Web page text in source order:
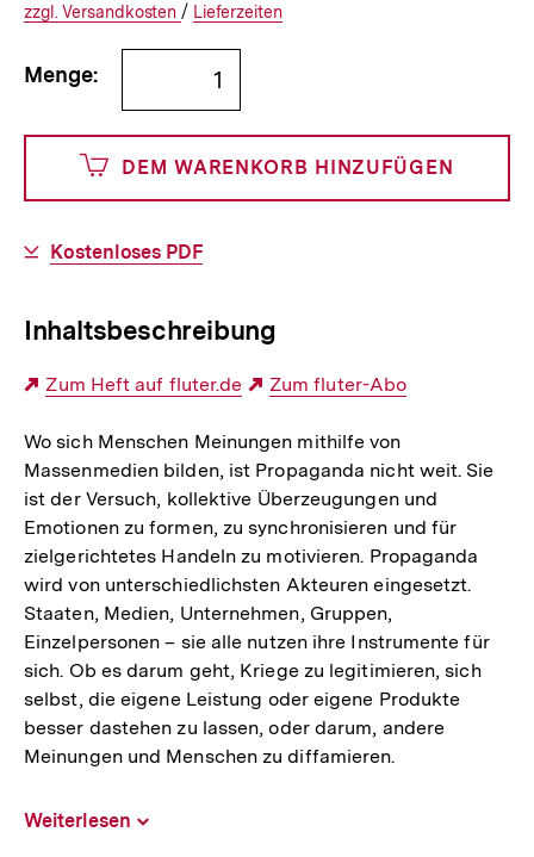
€
und
0
Cents
Versandkosten
Interner
Informationen
den
zzgl. zuzüglichen
Versandkosten/ Interner
Informationen
Lieferzeiten
Bestellmenge
angeben
Menge:
DEM WARENKORB HINZUFÜGEN
Download-
Kostenloses PDF
Inhaltsbeschreibung
Externer
Zum Heft auf fluter.de
Externer
Zum fluter-Abo
Wo sich Menschen Meinungen mithilfe von
Massenmedien bilden, ist Propaganda nicht weit. Sie
ist der Versuch, kollektive Überzeugungen und
Emotionen zu formen, zu synchronisieren und für
zielgerichtetes Handeln zu motivieren. Propaganda
wird von unterschiedlichsten Akteuren eingesetzt.
Staaten, Medien, Unternehmen, Gruppen,
Einzelpersonen – sie alle nutzen ihre Instrumente für
sich. Ob es darum geht, Kriege zu legitimieren, sich
selbst, die eigene Leistung oder eigene Produkte
besser dastehen zu lassen, oder darum, andere
Meinungen und Menschen zu diffamieren.
Weiterlesen